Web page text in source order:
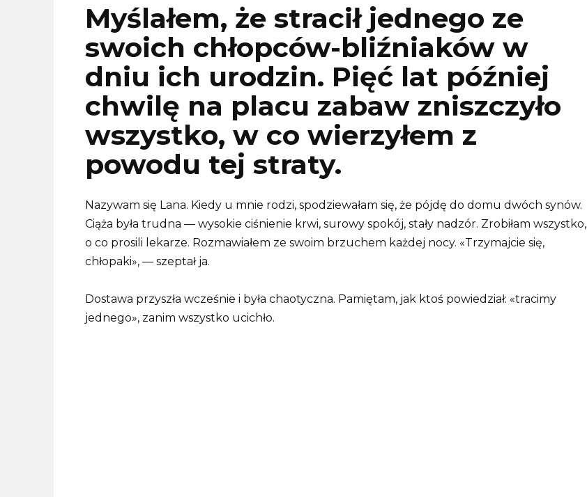
Myślałem, że stracił jednego ze
swoich chłopców-bliźniaków w
dniu ich urodzin. Pięć lat później
chwilę na placu zabaw zniszczyło
wszystko, w co wierzyłem z
powodu tej straty.
Nazywam się Lana. Kiedy u mnie rodzi, spodziewałam się, że pójdę do domu dwóch synów.
Ciąża była trudna — wysokie ciśnienie krwi, surowy spokój, stały nadzór. Zrobiłam wszystko,
o co prosili lekarze. Rozmawiałem ze swoim brzuchem każdej nocy. «Trzymajcie się,
chłopaki», — szeptał ja.
Dostawa przyszła wcześnie i była chaotyczna. Pamiętam, jak ktoś powiedział: «tracimy
jednego», zanim wszystko ucichło.